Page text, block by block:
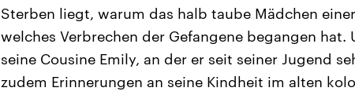
Sterben liegt, warum das halb taube Mädchen
welches Verbrechen der Gefangene begangen
seine Cousine Emily, an der er seit seiner Jugend
zudem Erinnerungen an seine Kindheit im alten